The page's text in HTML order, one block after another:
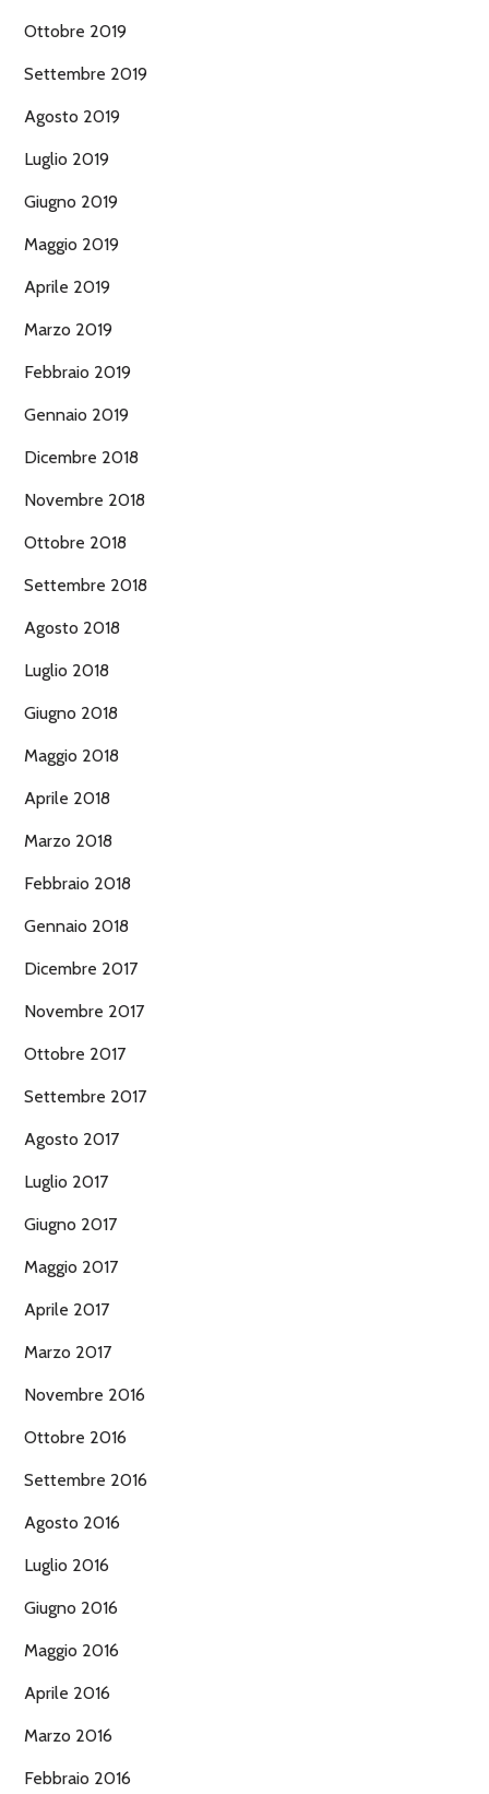
Ottobre 2019
Settembre 2019
Agosto 2019
Luglio 2019
Giugno 2019
Maggio 2019
Aprile 2019
Marzo 2019
Febbraio 2019
Gennaio 2019
Dicembre 2018
Novembre 2018
Ottobre 2018
Settembre 2018
Agosto 2018
Luglio 2018
Giugno 2018
Maggio 2018
Aprile 2018
Marzo 2018
Febbraio 2018
Gennaio 2018
Dicembre 2017
Novembre 2017
Ottobre 2017
Settembre 2017
Agosto 2017
Luglio 2017
Giugno 2017
Maggio 2017
Aprile 2017
Marzo 2017
Novembre 2016
Ottobre 2016
Settembre 2016
Agosto 2016
Luglio 2016
Giugno 2016
Maggio 2016
Aprile 2016
Marzo 2016
Febbraio 2016